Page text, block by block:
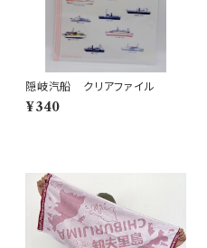
隠岐汽船 クリアファイル
¥340